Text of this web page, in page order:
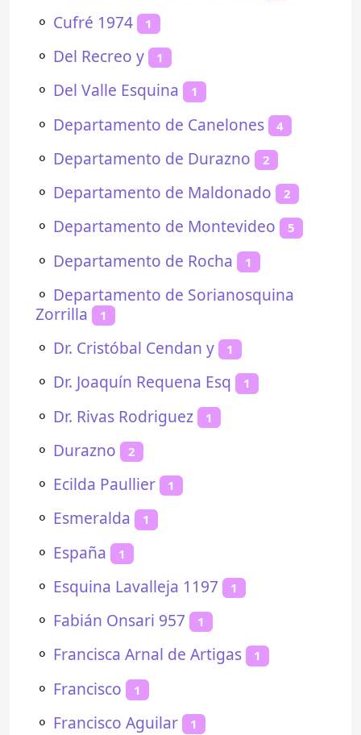
⚬ Cufré 1974 1
⚬ Del Recreo y 1
⚬ Del Valle Esquina 1
⚬ Departamento de Canelones 4
⚬ Departamento de Durazno 2
⚬ Departamento de Maldonado 2
⚬ Departamento de Montevideo 5
⚬ Departamento de Rocha 1
⚬ Departamento de Sorianosquina
Zorrilla
1
⚬ Dr. Cristóbal Cendan y 1
⚬ Dr. Joaquín Requena Esq 1
⚬ Dr. Rivas Rodriguez 1
⚬ Durazno 2
⚬ Ecilda Paullier 1
⚬ Esmeralda 1
⚬ España 1
⚬ Esquina Lavalleja 1197 1
⚬ Fabián Onsari 957 1
⚬ Francisca Arnal de Artigas 1
⚬ Francisco 1
⚬ Francisco Aguilar 1